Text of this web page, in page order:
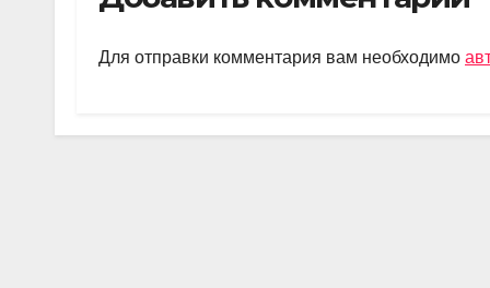
gr
a
s
A
p
o
kl
ss
а
в
ть
Для отправки комментария вам необходимо